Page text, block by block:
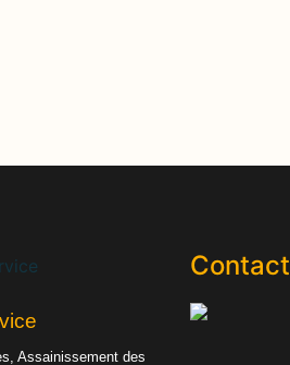
Assainissement des
Contact